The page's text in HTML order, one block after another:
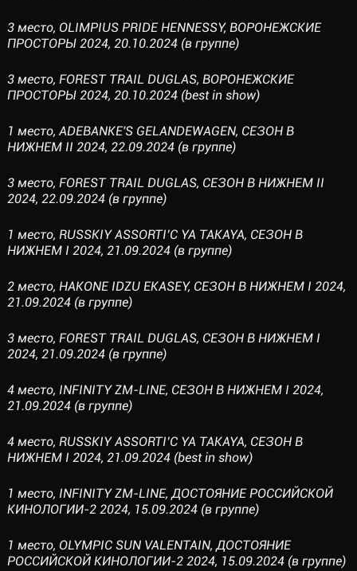
3 место, OLIMPIUS PRIDE HENNESSY, ВОРОНЕЖСКИЕ
ПРОСТОРЫ 2024, 20.10.2024 (в группе)
3 место, FOREST TRAIL DUGLAS, ВОРОНЕЖСКИЕ
ПРОСТОРЫ 2024, 20.10.2024 (best in show)
1 место, ADEBANKE'S GELANDEWAGEN, СЕЗОН В
НИЖНЕМ II 2024, 22.09.2024 (в группе)
3 место, FOREST TRAIL DUGLAS, СЕЗОН В НИЖНЕМ II
2024, 22.09.2024 (в группе)
1 место, RUSSKIY ASSORTI’C YA TAKAYA, СЕЗОН В
НИЖНЕМ I 2024, 21.09.2024 (в группе)
2 место, HAKONE IDZU EKASEY, СЕЗОН В НИЖНЕМ I 2024,
21.09.2024 (в группе)
3 место, FOREST TRAIL DUGLAS, СЕЗОН В НИЖНЕМ I
2024, 21.09.2024 (в группе)
4 место, INFINITY ZM-LINE, СЕЗОН В НИЖНЕМ I 2024,
21.09.2024 (в группе)
4 место, RUSSKIY ASSORTI’C YA TAKAYA, СЕЗОН В
НИЖНЕМ I 2024, 21.09.2024 (best in show)
1 место, INFINITY ZM-LINE, ДОСТОЯНИЕ РОССИЙСКОЙ
КИНОЛОГИИ-2 2024, 15.09.2024 (в группе)
1 место, OLYMPIC SUN VALENTAIN, ДОСТОЯНИЕ
РОССИЙСКОЙ КИНОЛОГИИ-2 2024, 15.09.2024 (в группе)